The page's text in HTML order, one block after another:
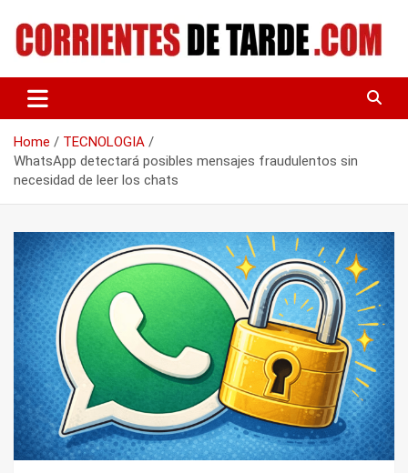
content
CORRIENTES DE TARDE
Home
TECNOLOGIA
WhatsApp detectará posibles mensajes fraudulentos sin
necesidad de leer los chats